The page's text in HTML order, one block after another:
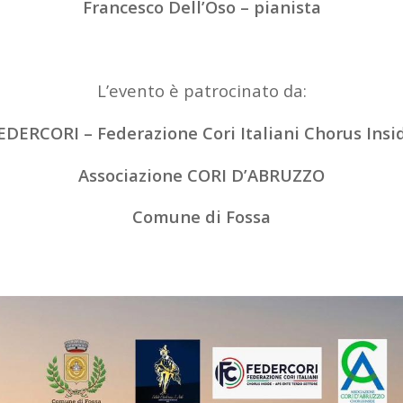
Francesco Dell’Oso – pianista
L’evento è patrocinato da:
– Federazione Cori Italiani Chorus
Associazione CORI D’ABRUZZO
Comune di Fossa